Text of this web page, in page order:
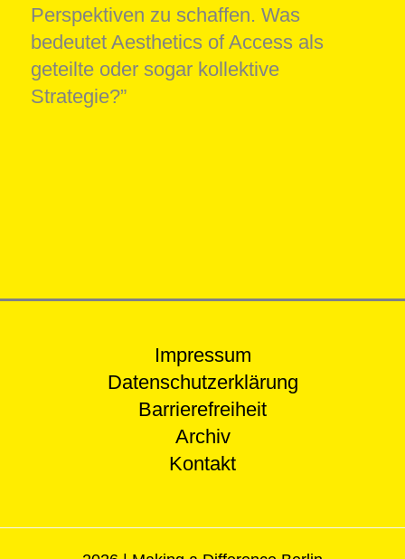
Perspektiven zu schaffen. Was
bedeutet Aesthetics of Access als
geteilte oder sogar kollektive
Strategie?”
Impressum
Datenschutzerklärung
Barrierefreiheit
Archiv
Kontakt